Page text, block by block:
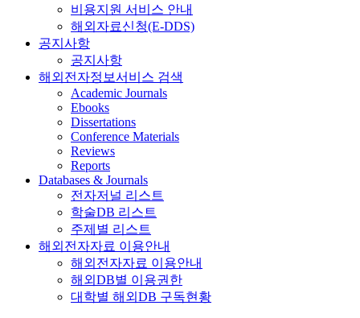
비용지원 서비스 안내
해외자료신청(E-DDS)
공지사항
공지사항
해외전자정보서비스 검색
Academic Journals
Ebooks
Dissertations
Conference Materials
Reviews
Reports
Databases & Journals
전자저널 리스트
학술DB 리스트
주제별 리스트
해외전자자료 이용안내
해외전자자료 이용안내
해외DB별 이용권한
대학별 해외DB 구독현황